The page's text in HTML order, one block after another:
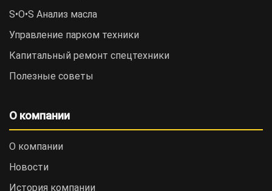
S•O•S Анализ масла
Управление парком техники
Капитальный ремонт спецтехники
Полезные советы
О компании
О компании
Новости
История компании